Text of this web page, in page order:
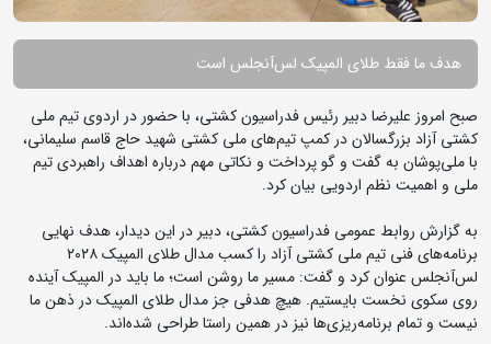
هدف ما فقط طلای المپیک لس‌آنجلس است
صبح امروز علیرضا دبیر رئیس فدراسیون کشتی، با حضور در اردوی تیم ملی
کشتی آزاد بزرگسالان در کمپ تیم‌های ملی کشتی شهید حاج قاسم سلیمانی،
با ملی‌پوشان به گفت‌ و گو پرداخت و نکاتی مهم درباره اهداف راهبردی تیم
ملی و اهمیت نظم اردویی بیان کرد.
به گزارش روابط عمومی فدراسیون کشتی، دبیر در این دیدار، هدف نهایی
برنامه‌های فنی تیم ملی کشتی آزاد را کسب مدال طلای المپیک ۲۰۲۸
لس‌آنجلس عنوان کرد و گفت: مسیر ما روشن است؛ ما باید در المپیک آینده
روی سکوی نخست بایستیم. هیچ هدفی جز مدال طلای المپیک در ذهن ما
نیست و تمام برنامه‌ریزی‌ها نیز در همین راستا طراحی شده‌اند.